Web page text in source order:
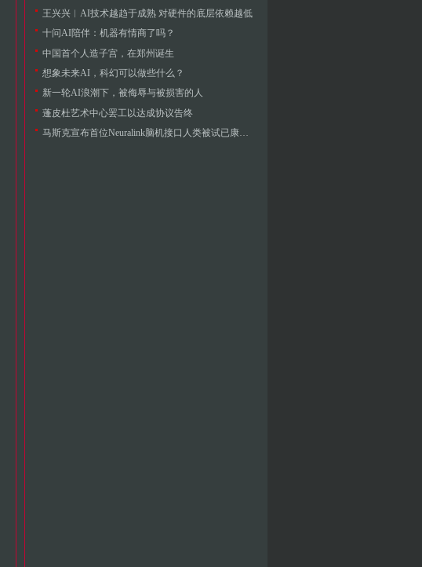
王兴兴︱AI技术越趋于成熟 对硬件的底层依赖越低
十问AI陪伴：机器有情商了吗？
中国首个人造子宫，在郑州诞生
想象未来AI，科幻可以做些什么？
新一轮AI浪潮下，被侮辱与被损害的人
蓬皮杜艺术中心罢工以达成协议告终
马斯克宣布首位Neuralink脑机接口人类被试已康复，医学专家批评“不是科学”